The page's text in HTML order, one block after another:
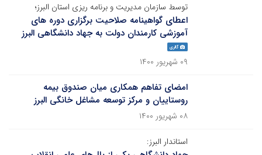
توسط سازمان مدیریت و برنامه ریزی استان البرز؛
اعطای گواهینامه صلاحیت برگزاری دوره های
آموزشی کارمندان دولت به جهاد دانشگاهی البرز
گالری
۰۹ شهریور ۱۴۰۰
امضای تفاهم همکاری میان صندوق بیمه
روستاییان و مرکز توسعه مشاغل خانگی البرز
۰۸ شهریور ۱۴۰۰
استاندار البرز: